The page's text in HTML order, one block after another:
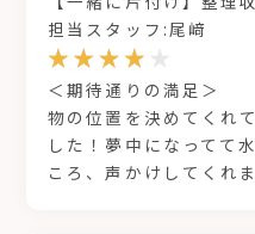
担当スタッフ:尾﨑
＜期待通りの満足＞
物の位置を決めてくれ
した！夢中になってて
ころ、声かけしてくれま